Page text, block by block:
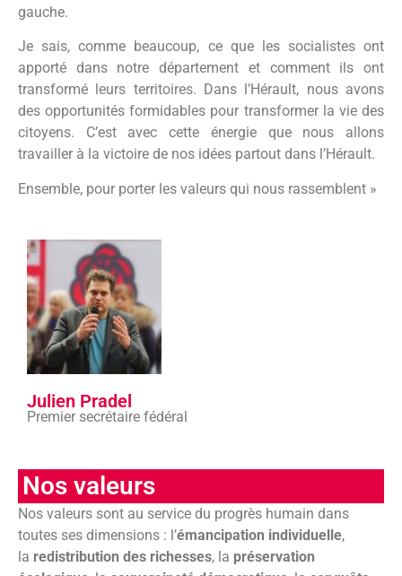
gauche.
Je sais, comme beaucoup, ce que les socialistes ont
apporté dans notre département et comment ils ont
transformé leurs territoires. Dans l’Hérault, nous avons
des opportunités formidables pour transformer la vie des
citoyens. C’est avec cette énergie que nous allons
travailler à la victoire de nos idées partout dans l’Hérault.
Ensemble, pour porter les valeurs qui nous rassemblent »
Julien Pradel
Premier secrétaire fédéral
Nos valeurs
Nos valeurs sont au service du progrès humain dans
toutes ses dimensions : l’émancipation individuelle,
la redistribution des richesses, la préservation